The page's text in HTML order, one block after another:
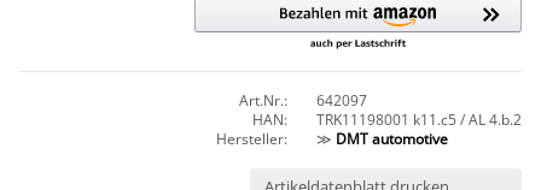
Art.Nr.:
642097
HAN:
TRK11198001 k11.c5 / AL 4.b.2
Hersteller:
≫ DMT automotive